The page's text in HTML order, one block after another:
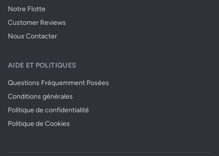
Notre Flotte
Customer Reviews
Nous Contacter
AIDE ET POLITIQUES
Questions Fréquemment Posées
Conditions générales
Politique de confidentialité
Politique de Cookies